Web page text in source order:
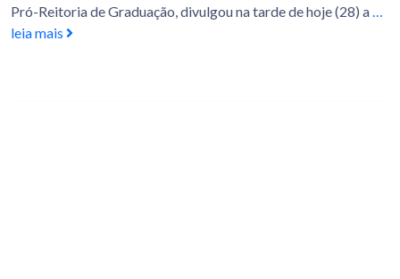
Pró-Reitoria de Graduação, divulgou na tarde de hoje (28) a…
leia mais